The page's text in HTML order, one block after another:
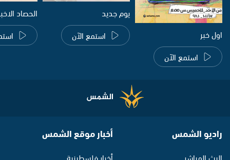
اول خبر
استمع الآن
يوم جديد
استمع الآن
الحصاد
راديو الشمس أخبار موقع الشمس